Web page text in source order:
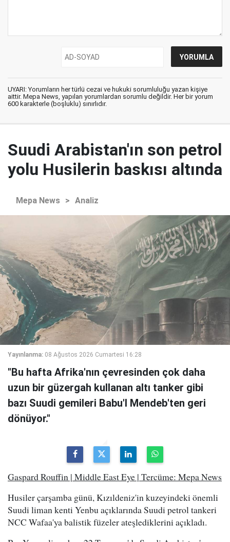
UYARI: Yorumların her türlü cezai ve hukuki sorumluluğu yazan kişiye
aittir. Mepa News, yapılan yorumlardan sorumlu değildir. Her bir yorum
600 karakterle (boşluklu) sınırlıdır.
Suudi Arabistan'ın son petrol
yolu Husilerin baskısı altında
Mepa News > Analiz
Yayınlanma: 08 Ağustos 2026 Cumartesi 16:28
"Bu hafta Afrika'nın çevresinden çok daha
uzun bir güzergah kullanan altı tanker gibi
bazı Suudi gemileri Babu'l Mendeb'ten geri
dönüyor."
Gaspard Rouffin | Middle East Eye | Tercüme: Mepa News
Husiler çarşamba günü, Kızıldeniz'in kuzeyindeki önemli
Suudi liman kenti Yenbu açıklarında Suudi petrol tankeri
NCC Wafaa'ya balistik füzeler ateşlediklerini açıkladı.